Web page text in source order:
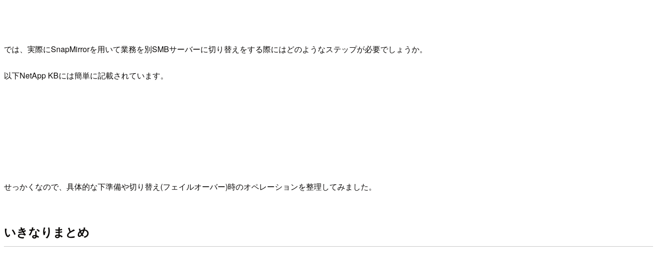
では、実際にSnapMirrorを用いて業務を別SMBサーバーに切り替えをする際にはどのようなステップが必要でしょうか。
以下NetApp KBには簡単に記載されています。
せっかくなので、具体的な下準備や切り替え(フェイルオーバー)時のオペレーションを整理してみました。
いきなりまとめ